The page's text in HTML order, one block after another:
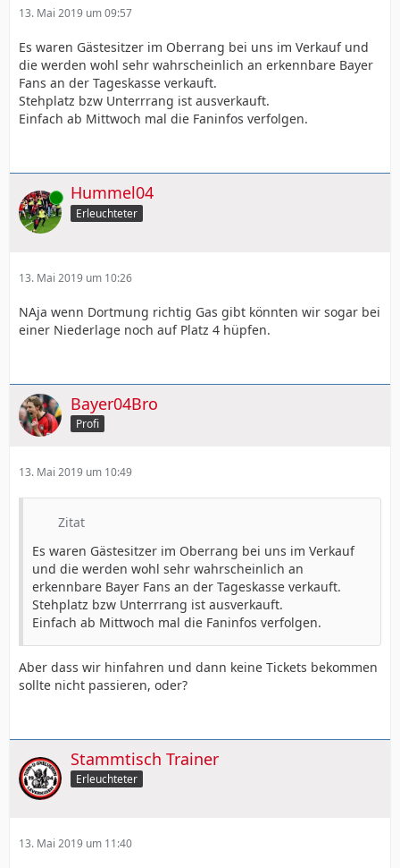
13. Mai 2019 um 09:57
Es waren Gästesitzer im Oberrang bei uns im Verkauf und
die werden wohl sehr wahrscheinlich an erkennbare Bayer
Fans an der Tageskasse verkauft.
Stehplatz bzw Unterrrang ist ausverkauft.
Einfach ab Mittwoch mal die Faninfos verfolgen.
Online Hummel04
Erleuchteter
13. Mai 2019 um 10:26
NAja wenn Dortmung richtig Gas gibt könnten wir sogar bei
einer Niederlage noch auf Platz 4 hüpfen.
Bayer04Bro
Profi
13. Mai 2019 um 10:49
Zitat
Es waren Gästesitzer im Oberrang bei uns im Verkauf
und die werden wohl sehr wahrscheinlich an
erkennbare Bayer Fans an der Tageskasse verkauft.
Stehplatz bzw Unterrrang ist ausverkauft.
Einfach ab Mittwoch mal die Faninfos verfolgen.
Aber dass wir hinfahren und dann keine Tickets bekommen
sollte nicht passieren, oder?
Stammtisch Trainer
Erleuchteter
13. Mai 2019 um 11:40